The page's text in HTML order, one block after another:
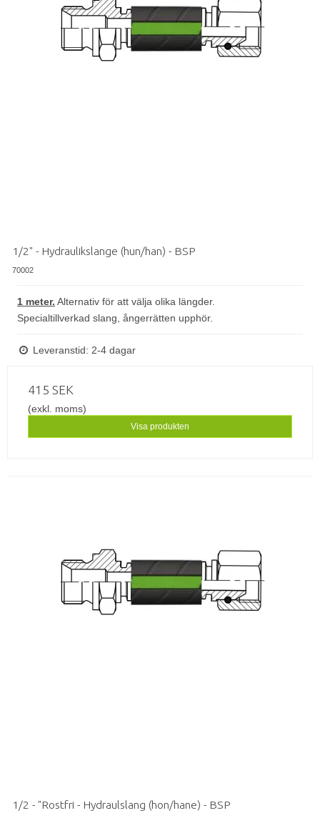
1/2" - Hydraulikslange (hun/han) - BSP
70002
1 meter. Alternativ för att välja olika längder.
Specialtillverkad slang, ångerrätten upphör.
Leveranstid: 2-4 dagar
415 SEK
(exkl. moms)
Visa produkten
1/2 - "Rostfri - Hydraulslang (hon/hane) - BSP